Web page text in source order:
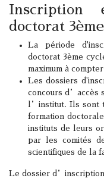
Inscription
doctorat
La période
doctorat 3ème
maximum à
Les dossiers
concours d’accès
l’institut. Ils sont
formation
instituts de leurs
par les comités
scientifiques de la
Le dossier